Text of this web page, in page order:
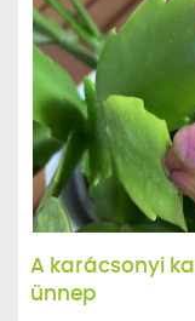
A karácsonyi
ünnep